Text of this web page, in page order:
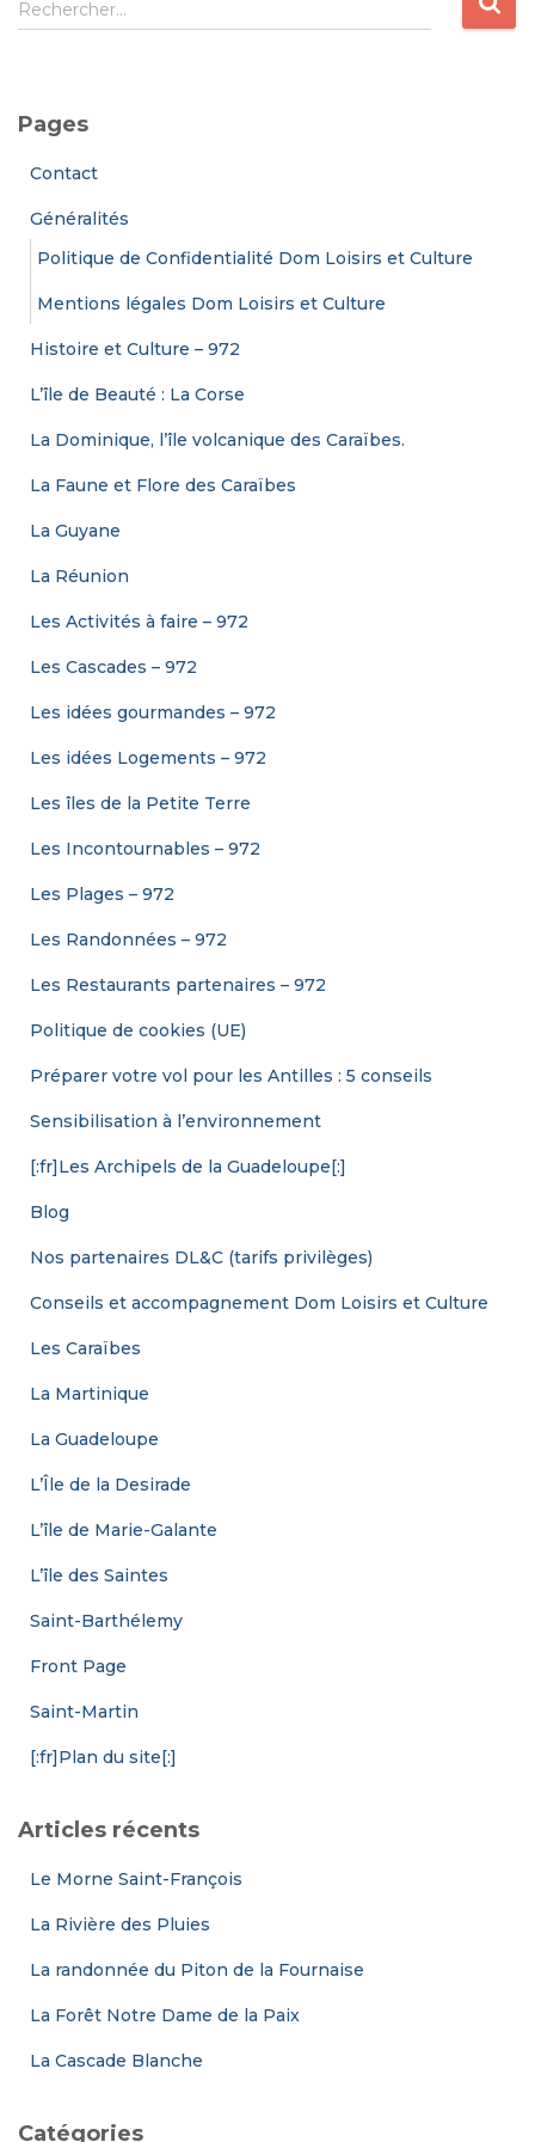
e
r
Rechercher…
Pages
Contact
Généralités
Politique de Confidentialité Dom Loisirs et Culture
Mentions légales Dom Loisirs et Culture
Histoire et Culture – 972
L’île de Beauté : La Corse
La Dominique, l’île volcanique des Caraïbes.
La Faune et Flore des Caraïbes
La Guyane
La Réunion
Les Activités à faire – 972
Les Cascades – 972
Les idées gourmandes – 972
Les idées Logements – 972
Les îles de la Petite Terre
Les Incontournables – 972
Les Plages – 972
Les Randonnées – 972
Les Restaurants partenaires – 972
Politique de cookies (UE)
Préparer votre vol pour les Antilles : 5 conseils
Sensibilisation à l’environnement
[:fr]Les Archipels de la Guadeloupe[:]
Blog
Nos partenaires DL&C (tarifs privilèges)
Conseils et accompagnement Dom Loisirs et Culture
Les Caraïbes
La Martinique
La Guadeloupe
L’Île de la Desirade
L’île de Marie-Galante
L’île des Saintes
Saint-Barthélemy
Front Page
Saint-Martin
[:fr]Plan du site[:]
Articles récents
Le Morne Saint-François
La Rivière des Pluies
La randonnée du Piton de la Fournaise
La Forêt Notre Dame de la Paix
La Cascade Blanche
Catégories